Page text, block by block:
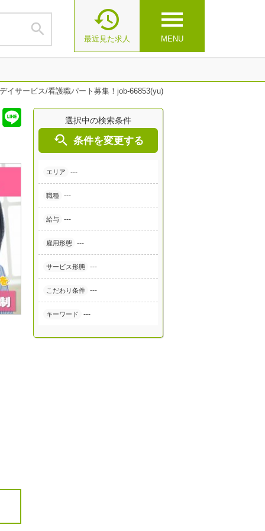
 menu
MENU

最近見た求人
イサービス/看護職パート募集！job-66853(yu)
選択中の検索条件
 条件を変更する
エリア ---
職種 ---
給与 ---
雇用形態 ---
サービス形態 ---
こだわり条件 ---
キーワード ---